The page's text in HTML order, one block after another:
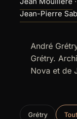
Jean-Pierre
André
Grétry.
Nova et de
Grétry